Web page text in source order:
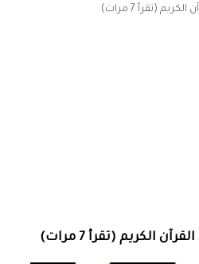
الكريم (تقرأ 7 مرات)